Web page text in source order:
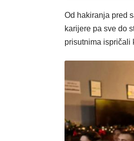
Od hakiranja pred
karijere pa sve do
prisutnima ispričali